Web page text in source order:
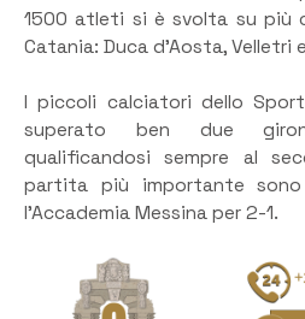
1500 atleti si è svolta su più
Catania: Duca d’Aosta, Velletri
I piccoli calciatori dello
superato ben due
qualificandosi sempre al
partita più importante
l’Accademia Messina per 2-1.